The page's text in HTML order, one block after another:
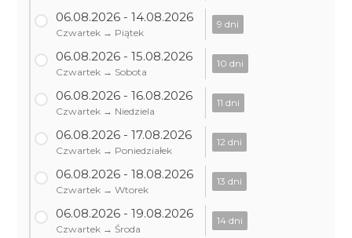
06.08.2026 - 14.08.2026
Czwartek → Piątek
9 dni
06.08.2026 - 15.08.2026
Czwartek → Sobota
10 dni
06.08.2026 - 16.08.2026
Czwartek → Niedziela
11 dni
06.08.2026 - 17.08.2026
Czwartek → Poniedziałek
12 dni
06.08.2026 - 18.08.2026
Czwartek → Wtorek
13 dni
06.08.2026 - 19.08.2026
Czwartek → Środa
14 dni